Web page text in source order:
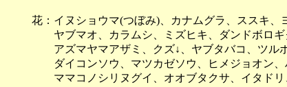
花：イヌショウマ(つぼみ)、カナムグラ、ススキ、
ヤブマオ、カラムシ、ミズヒキ、ダンドボロギ
アズマヤマアザミ、クズ↓、ヤブタバコ、ツルボ
ダイコンソウ、マツカゼソウ、ヒメジョオン、
ママコノシリヌグイ、オオブタクサ、イタドリ